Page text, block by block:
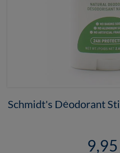
Schmidt's Déodorant